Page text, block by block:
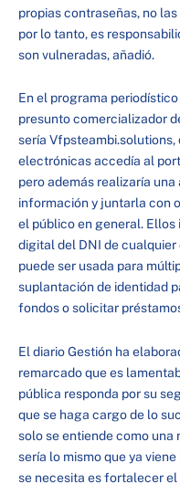
propias contraseñas, no
por lo tanto, es
son vulneradas, añadió.
En el programa
presunto comercializador
sería
electrónicas accedía al
pero además realizaría
información y juntarla con
el público en general.
digital del DNI de
puede ser usada para
suplantación de identidad
fondos o solicitar
El diario Gestión ha
remarcado que es
pública responda por su
que se haga cargo de lo
solo se entiende como una
sería lo mismo que ya
se necesita es fortalecer